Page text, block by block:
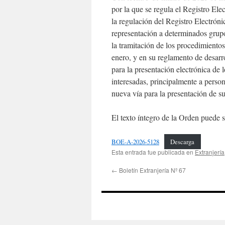
por la que se regula el Registro
la regulación del Registro
representación a determinados
la tramitación de los
enero, y en su reglamento de
para la presentación electrónica de
interesadas, principalmente a
nueva vía para la presentación de
El texto íntegro de la Orden puede
BOE-A-2026-5128 Descarga
Esta entrada fue publicada enExtranjería
← Boletín Extranjería Nº 67